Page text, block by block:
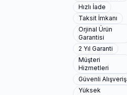
Hızlı İade
Taksit İmkanı
Orjinal Ürün
Garantisi
2 Yıl Garanti
Müşteri
Hizmetleri
Güvenli Alışveriş
Yüksek